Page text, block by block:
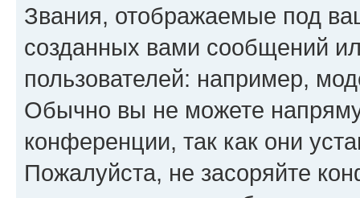
Звания, отображаемые под
созданных вами сообщений
пользователей: например,
Обычно вы не можете
конференции, так как они
Пожалуйста, не засоряйте